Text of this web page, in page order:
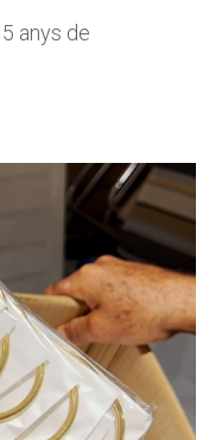
anys de